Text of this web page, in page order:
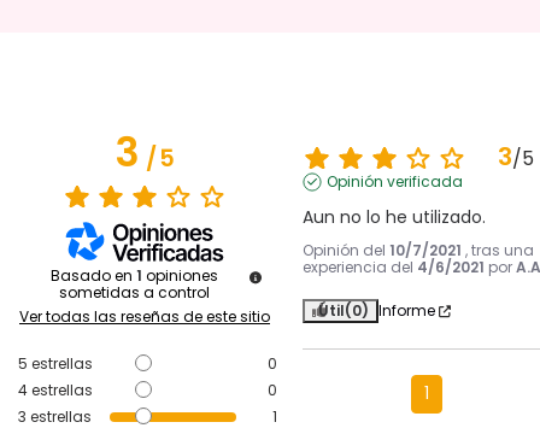
3/5
Basado en 1 opiniones
sometidas a control
Ver todas las reseñas de este sitio
5 estrellas
0
4estrellas
0
3 estrellas
1
3/5
Opinión verificada
Aun no lo he utilizado.
Opinión del 10/7/2021 , tras una
experiencia del 4/6/2021 por
Útil(0) Informe
1